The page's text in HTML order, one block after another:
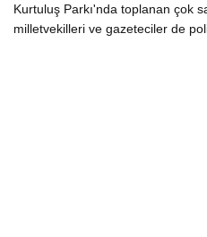
Kurtuluş Parkı'nda toplanan çok
milletvekilleri ve gazeteciler de